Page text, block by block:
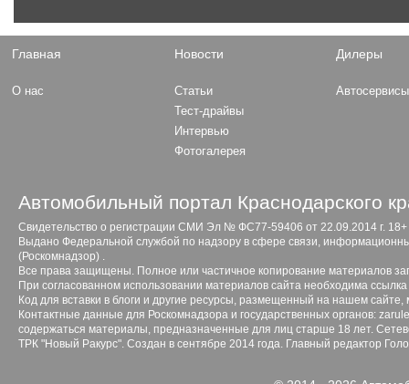
Главная
О нас
Новости
Статьи
Тест-драйвы
Интервью
Фотогалерея
Дилеры
Автосервисы
Автомобильный портал Краснодарского
Свидетельство о регистрации СМИ Эл № ФС77-59406 от 22.09.2014 г. 18+
Выдано Федеральной службой по надзору в сфере связи,
(Роскомнадзор) .
Все права защищены. Полное или частичное копирование материалов
При согласованном использовании материалов сайта необходима ссылка
Код для вставки в блоги и другие ресурсы, размещенный на нашем сайте,
Контактные данные для Роскомнадзора и государственных органов:
содержаться материалы, предназначенные для лиц старше 18 лет.
ТРК "Новый Ракурс". Создан в сентябре 2014 года. Главный редактор